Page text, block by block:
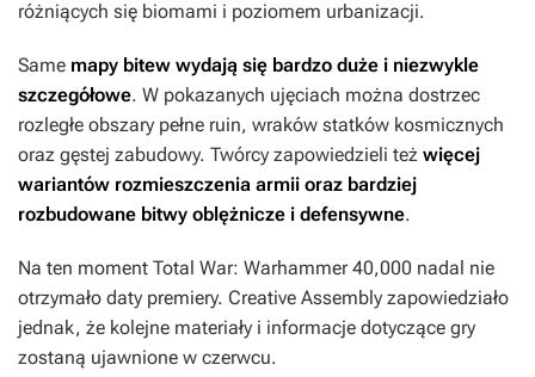
różniących się biomami i poziomem urbanizacji.
Same mapy bitew wydają się bardzo duże i niezwykle
szczegółowe. W pokazanych ujęciach można dostrzec
rozległe obszary pełne ruin, wraków statków kosmicznych
oraz gęstej zabudowy. Twórcy zapowiedzieli też więcej
wariantów rozmieszczenia armii oraz bardziej
rozbudowane bitwy oblężnicze i defensywne.
Na ten moment Total War: Warhammer 40,000 nadal nie
otrzymało daty premiery. Creative Assembly zapowiedziało
jednak, że kolejne materiały i informacje dotyczące gry
zostaną ujawnione w czerwcu.